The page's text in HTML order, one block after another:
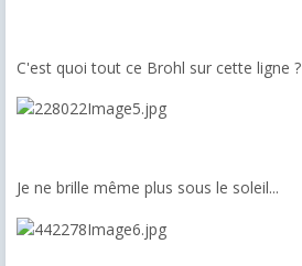
C'est quoi tout ce Brohl sur cette ligne ?
Je ne brille même plus sous le soleil...